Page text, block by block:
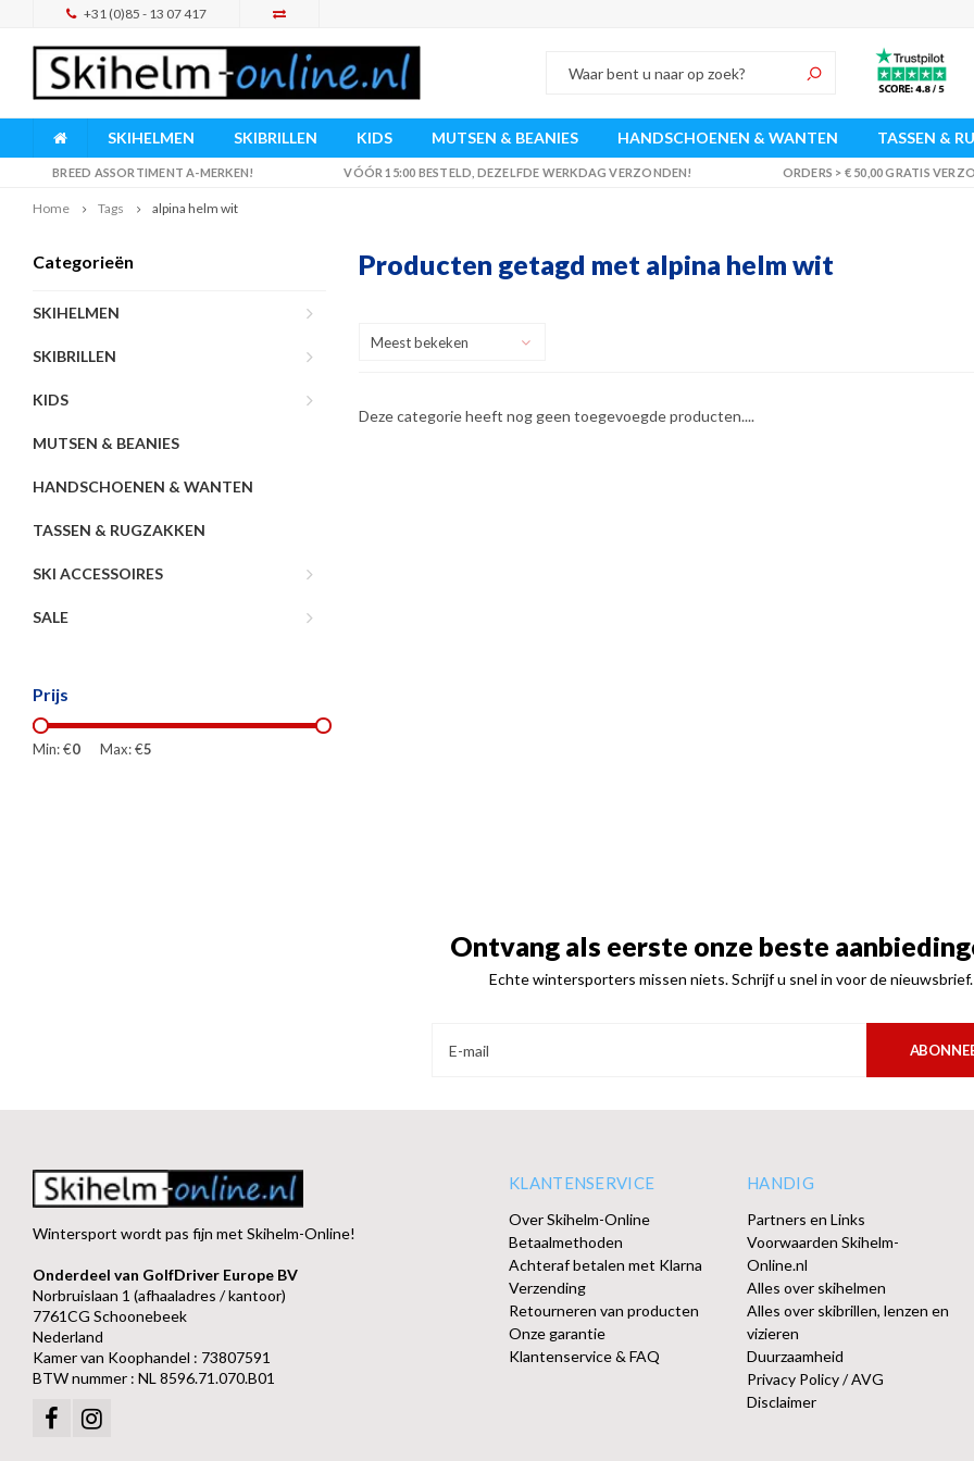
+31 (0)85 - 13 07 417
SKIHELMEN SKIBRILLEN KIDS MUTSEN & BEANIES HANDSCHOENEN & WANTEN TASSEN &
BREED ASSORTIMENT A-MERKEN! VÓÓR 15:00 BESTELD, DEZELFDE WERKDAG VERZONDEN! ORDERS > € 50,00 GRATIS
Home Tags alpina helm wit
Categorieën
SKIHELMEN
SKIBRILLEN
KIDS
MUTSEN & BEANIES
HANDSCHOENEN & WANTEN
TASSEN & RUGZAKKEN
SKI ACCESSOIRES
SALE
Prijs
Min: €0 Max: €5
Producten getagd met alpina helm wit
Meest bekeken
Deze categorie heeft nog geen toegevoegde producten....
Ontvang als eerste onze beste
Echte wintersporters missen niets. Schrijf u snel in voor de nieuwsbrief.
Wintersport wordt pas fijn met Skihelm-Online!
Onderdeel van GolfDriver Europe BV
Norbruislaan 1 (afhaaladres / kantoor)
7761CG Schoonebeek
Nederland
Kamer van Koophandel : 73807591
BTW nummer : NL 8596.71.070.B01
KLANTENSERVICE
Over Skihelm-Online
Betaalmethoden
Achteraf betalen met Klarna
Verzending
Retourneren van producten
Onze garantie
Klantenservice & FAQ
HANDIG
Partners en Links
Voorwaarden Skihelm-
Online.nl
Alles over skihelmen
Alles over skibrillen, lenzen en
vizieren
Duurzaamheid
Privacy Policy / AVG
Disclaimer